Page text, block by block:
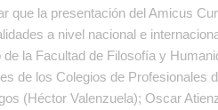
que la presentación del Amicus
a nivel nacional e
de la Facultad de Filosofía y
de los Colegios de Profesionales
(Héctor Valenzuela); Oscar